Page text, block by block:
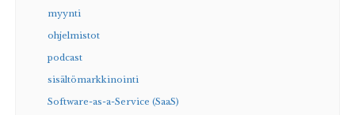
myynti
ohjelmistot
podcast
sisältömarkkinointi
Software-as-a-Service (SaaS)